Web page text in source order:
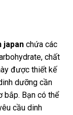
japan chứa các
chất
được thiết kế
dưỡng cần
bắp. Bạn có thể
cầu dinh